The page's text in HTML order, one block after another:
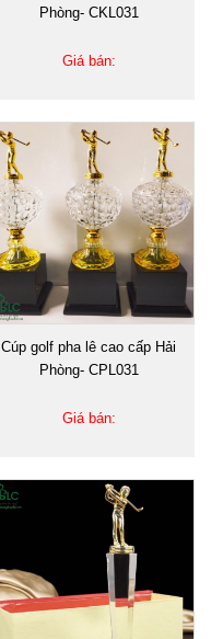
Phòng- CKL031
Giá bán:
Cúp golf pha lê cao cấp Hải
Phòng- CPL031
Giá bán: